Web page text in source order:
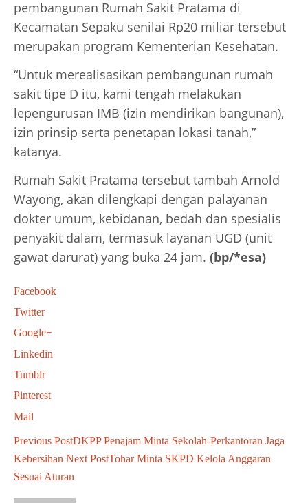
pembangunan Rumah Sakit Pratama di
Kecamatan Sepaku senilai Rp20 miliar tersebut
merupakan program Kementerian Kesehatan.
“Untuk merealisasikan pembangunan rumah
sakit tipe D itu, kami tengah melakukan
lepengurusan IMB (izin mendirikan bangunan),
izin prinsip serta penetapan lokasi tanah,”
katanya.
Rumah Sakit Pratama tersebut tambah Arnold
Wayong, akan dilengkapi dengan palayanan
dokter umum, kebidanan, bedah dan spesialis
penyakit dalam, termasuk layanan UGD (unit
gawat darurat) yang buka 24 jam. (bp/*esa)
Facebook
Twitter
Google+
Linkedin
Tumblr
Pinterest
Mail
Previous PostDKPP Penajam Minta Sekolah-Perkantoran Jaga
Kebersihan Next PostTohar Minta SKPD Kelola Anggaran
Sesuai Aturan